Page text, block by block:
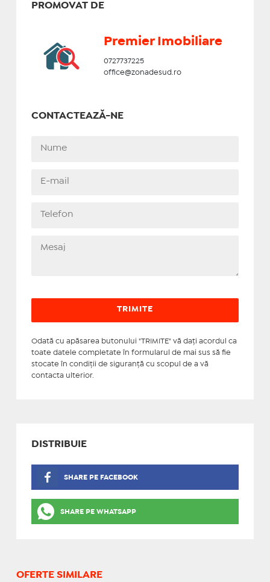
PROMOVAT DE
Premier Imobiliare
0727737225
office@zonadesud.ro
CONTACTEAZĂ-NE
Odată cu apăsarea butonului "TRIMITE" vă daţi acordul ca
toate datele completate în formularul de mai sus să fie
stocate în condiţii de siguranţă cu scopul de a vă
contacta ulterior.
DISTRIBUIE
SHARE PE FACEBOOK
SHARE PE WHATSAPP
OFERTE SIMILARE